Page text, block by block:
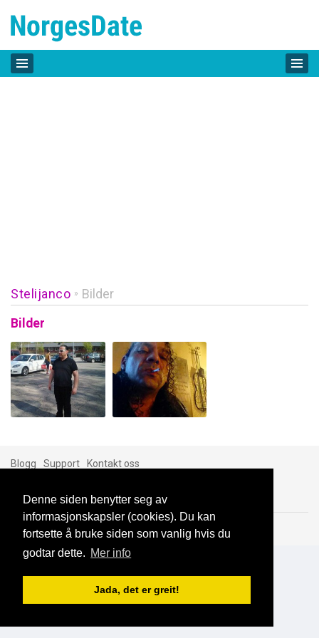
Denne siden benytter seg av
informasjonskapsler (cookies). Du kan
fortsette å bruke siden som vanlig hvis du
godtar dette. Mer info
Jada, det er greit!
Stelijanco » Bilder
Bilder
Blogg Support Kontakt oss
Brukeravtale Personvern © 2023 NorgesDate